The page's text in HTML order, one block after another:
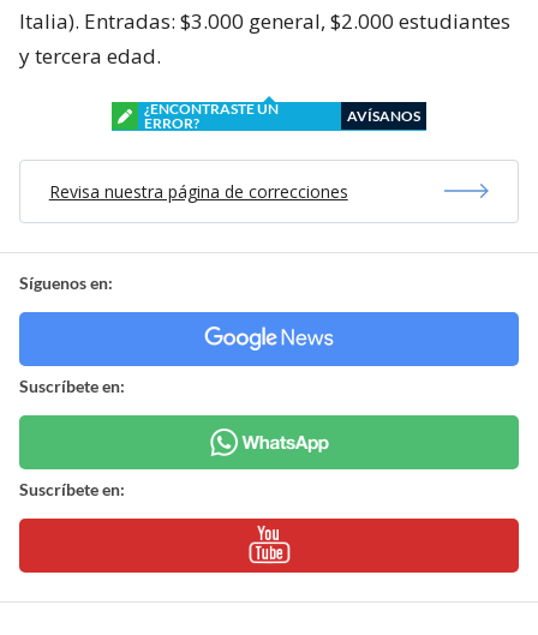
Italia). Entradas: $3.000 general, $2.000 estudiantes
y tercera edad.
¿ENCONTRASTE UN
ERROR?
AVÍSANOS
Revisa nuestra página de correcciones
Síguenos en:
Suscríbete en:
Suscríbete en: